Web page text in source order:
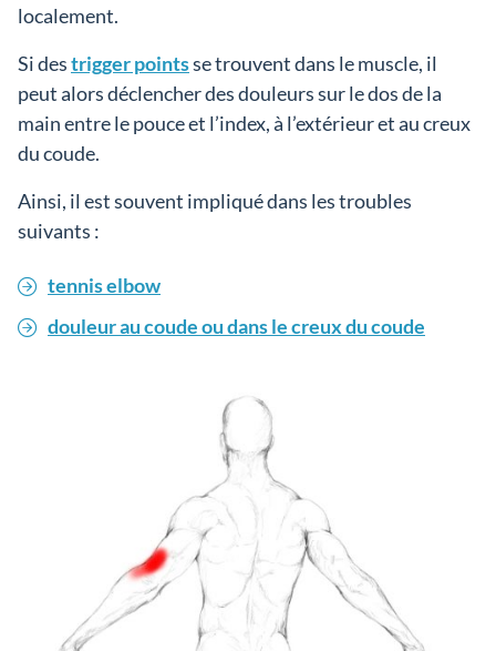
localement.
Si destrigger pointsse trouvent dans le muscle, il
peut alors déclencher des douleurs sur le dos de la
main entre le pouce et l’index, à l’extérieur et au creux
du coude.
Ainsi, il est souvent impliqué dans les troubles
suivants :
tennis elbow
douleur au coude ou dans le creux du coude